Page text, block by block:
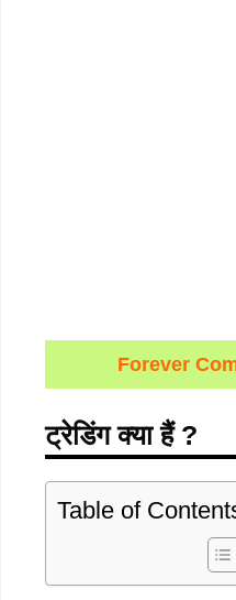
Forever
ट्रेडिंग क्या हैं ?
Table of